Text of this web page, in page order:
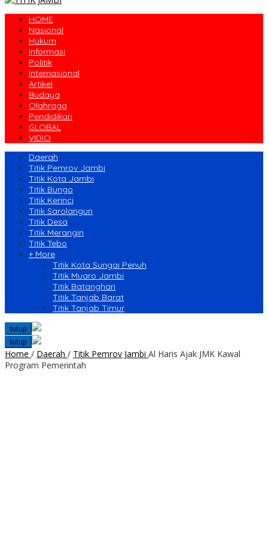
HOME
Nasional
Hukum
Informasi
Politik
Internasional
Artikel
Budaya
Olahraga
Pendidikan
GLOBAL
VIDIO
Daerah
Titik Pemrov Jambi
Titik Kota Jambi
Titik Bungo
Titik Kerinci
Titik Sarolangun
Titik Desa
Titik Merangin
Titik Tebo
+ More
Titik Kota Sungai Penuh
Titik Muaro Jambi
Titik Batanghari
Titik Tanjab Barat
Titik Tanjab Timur
tutup
tutup
Home / Daerah / Titik Pemrov Jambi Al Haris Ajak JMK Kawal
Program Pemerintah